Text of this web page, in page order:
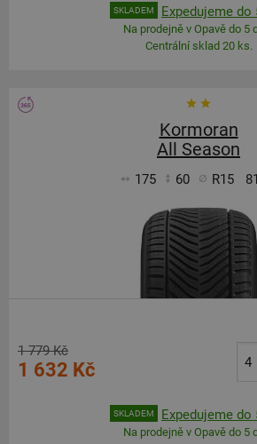
SKLADEM Expedujeme do
Na prodejně v Opavě do 5
Centrální sklad 20 ks.
Kormoran
All Season
175 60 R15
1 779 Kč
1 632 Kč
SKLADEM Expedujeme do
Na prodejně v Opavě do 5